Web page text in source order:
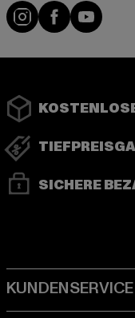
Instagram
Facebook
SICHERE